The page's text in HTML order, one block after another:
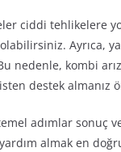
ciddi tehlikelere
Ayrıca,
nedenle, kombi
destek almanız
adımlar sonuç
almak en